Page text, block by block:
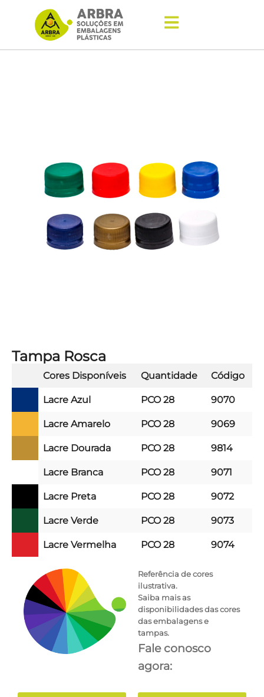
Tampa Rosca
Cores Disponíveis Quantidade Código
Lacre Azul PCO 28 9070
Lacre Amarelo PCO 28 9069
Lacre Dourada PCO 28 9814
Lacre Branca PCO 28 9071
Lacre Preta PCO 28 9072
Lacre Verde PCO 28 9073
Lacre Vermelha PCO 28 9074
Referência de cores
ilustrativa.
Saiba mais as
disponibilidades das cores
das embalagens e
tampas.
Fale conosco
agora: